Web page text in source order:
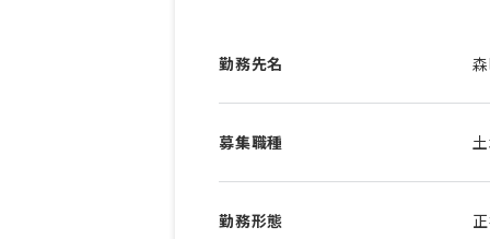
勤務先名
募集職種
勤務形態